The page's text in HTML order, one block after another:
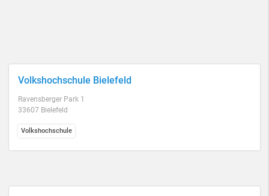
Volkshochschule Bielefeld
Ravensberger Park 1
33607 Bielefeld
Volkshochschule